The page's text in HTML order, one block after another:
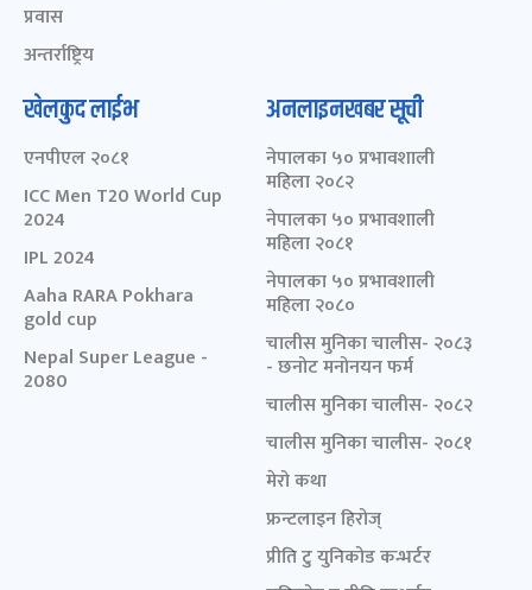
प्रवास
अन्तर्राष्ट्रिय
खेलकुद लाईभ
एनपीएल २०८१
ICC Men T20 World Cup
2024
IPL 2024
Aaha RARA Pokhara
gold cup
Nepal Super League -
2080
अनलाइनखबर सूची
नेपालका ५० प्रभावशाली
महिला २०८२
नेपालका ५० प्रभावशाली
महिला २०८१
नेपालका ५० प्रभावशाली
महिला २०८०
चालीस मुनिका चालीस- २०८३
- छनोट मनोनयन फर्म
चालीस मुनिका चालीस- २०८२
चालीस मुनिका चालीस- २०८१
मेरो कथा
फ्रन्टलाइन हिरोज्
प्रीति टु युनिकोड कन्भर्टर